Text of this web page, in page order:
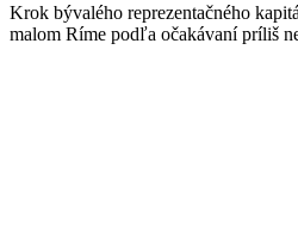
Krok bývalého reprezentačného
malom Ríme podľa očakávaní príliš